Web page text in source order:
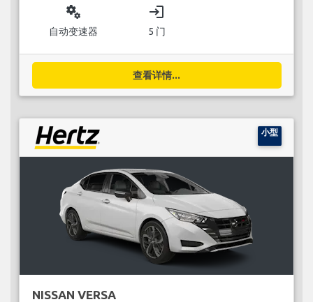
miscellaneous_services
自动变速器
login
5 门
查看详情...
小型
NISSAN VERSA